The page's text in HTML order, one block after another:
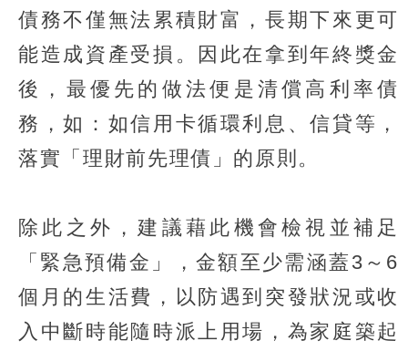
債務不僅無法累積財富，長期下來更可
能造成資產受損。因此在拿到年終獎金
後，最優先的做法便是清償高利率債
務，如：如信用卡循環利息、信貸等，
落實「理財前先理債」的原則。
除此之外，建議藉此機會檢視並補足
「緊急預備金」，金額至少需涵蓋3～6
個月的生活費，以防遇到突發狀況或收
入中斷時能隨時派上用場，為家庭築起